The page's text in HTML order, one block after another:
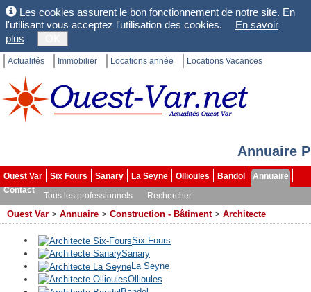
Les cookies assurent le bon fonctionnement de notre site. En
l'utilisant vous acceptez l'utilisation des cookies.
En savoir
plus
Actualités Immobilier Locations année Locations Vacances
Annuaire
Ouest Var Six Fours Sanary La Seyne Ollioules Bandol
Annuaire
Contact
Tous les professionnels Rechercher
Ouest Var > Annuaire > Construction - Bâtiment > Architecte
Six-Fours
Sanary
La Seyne
Ollioules